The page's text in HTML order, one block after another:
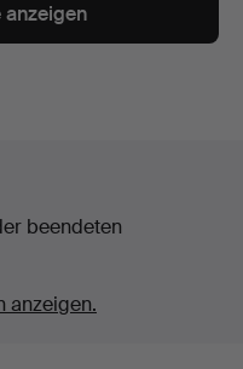
anzeigen
beendeten
anzeigen.